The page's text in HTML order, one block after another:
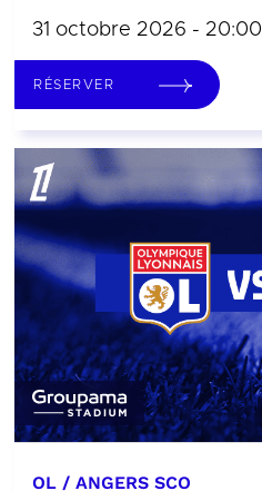
31 octobre 2026 - 20:00
RÉSERVER
OL / ANGERS SCO